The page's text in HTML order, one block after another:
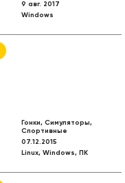
9 авг. 2017
Windows
Гонки, Симуляторы,
Спортивные
07.12.2015
Linux, Windows, ПК